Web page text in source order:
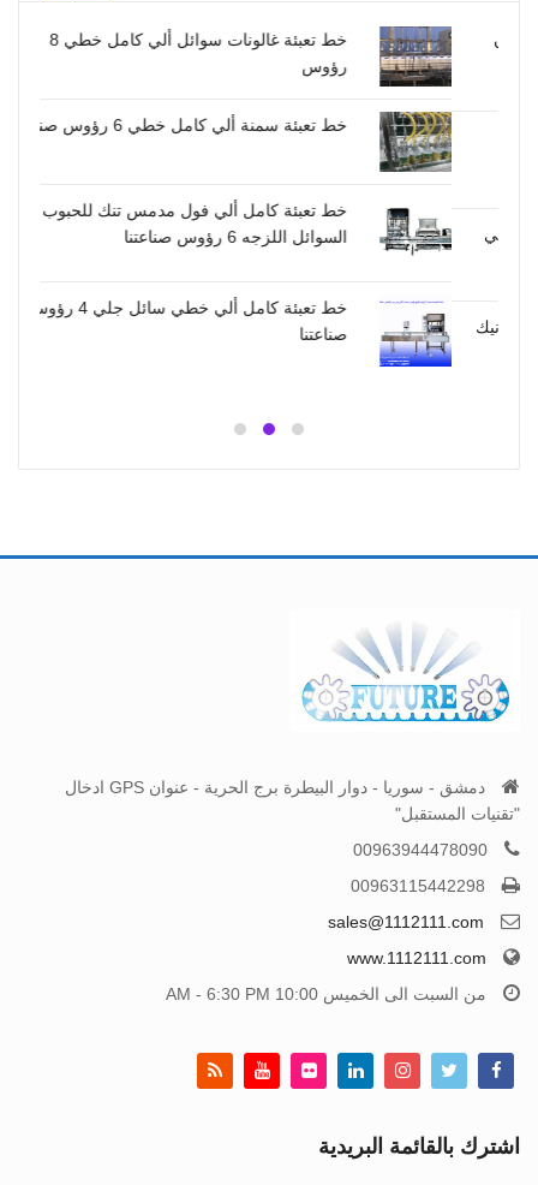
خط تعبئة غالونات سوائل ألي كامل خطي 8
رؤوس
خط تعبئة سمنة ألي كامل خطي 6 رؤوس صناعتنا
خط تعبئة كامل ألي فول مدمس تنك للحبوب و
السوائل اللزجه 6 رؤوس صناعتنا
خط تعبئة كامل ألي خطي سائل جلي 4 رؤوس
صناعتنا
دمشق - سوريا - دوار البيطرة برج الحرية - عنوان GPS ادخال
"تقنيات المستقبل"
00963944478090
00963115442298
sales@1112111.com
www.1112111.com
من السبت الى الخميس 10:00 AM - 6:30 PM
اشترك بالقائمة البريدية